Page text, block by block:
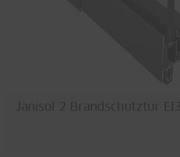
Janisol 2 Brandschutztür